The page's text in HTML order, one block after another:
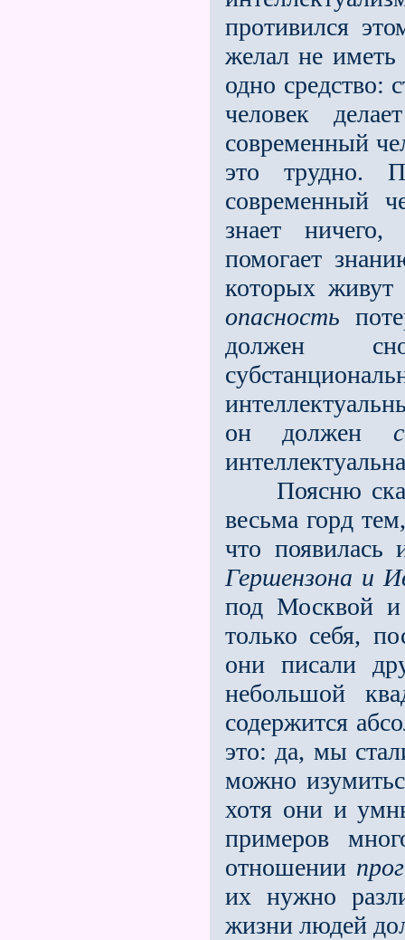
противился
желал не иметь
одно средство:
человек
современный
это трудно.
современный
знает ничего,
помогает
которых
опасность
должен
он должен
Поясню
весьма горд
что появилась
Гершензона и
под Москвой и
только себя,
они писали
небольшой
содержится
это: да, мы
можно
хотя они и
примеров
отношении
их нужно
жизни людей